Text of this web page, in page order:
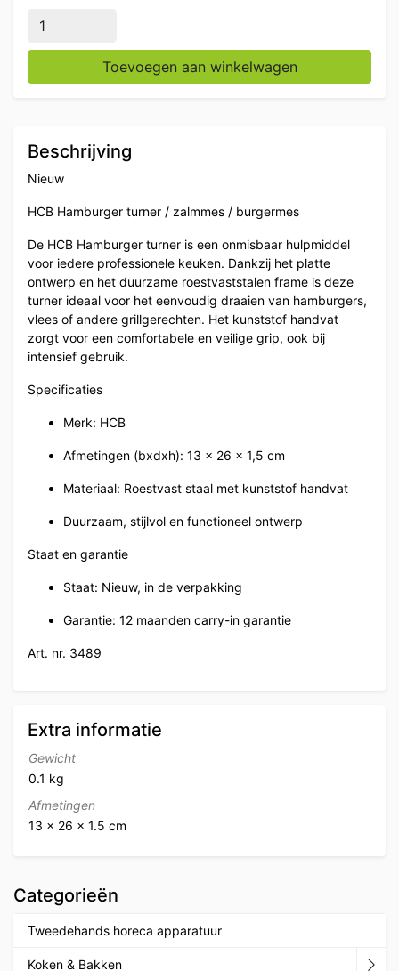
HCB Hamburger turner / zalmmes / burgermes 26 cm
Toevoegen aan winkelwagen
Beschrijving
Nieuw
HCB Hamburger turner / zalmmes / burgermes
De HCB Hamburger turner is een onmisbaar hulpmiddel
voor iedere professionele keuken. Dankzij het platte
ontwerp en het duurzame roestvaststalen frame is deze
turner ideaal voor het eenvoudig draaien van hamburgers,
vlees of andere grillgerechten. Het kunststof handvat
zorgt voor een comfortabele en veilige grip, ook bij
intensief gebruik.
Specificaties
Merk: HCB
Afmetingen (bxdxh): 13 x 26 x 1,5 cm
Materiaal: Roestvast staal met kunststof handvat
Duurzaam, stijlvol en functioneel ontwerp
Staat en garantie
Staat: Nieuw, in de verpakking
Garantie: 12 maanden carry-in garantie
Art. nr. 3489
Extra informatie
Gewicht
0.1 kg
Afmetingen
13 × 26 × 1.5 cm
Categorieën
Tweedehands horeca apparatuur
Koken & Bakken